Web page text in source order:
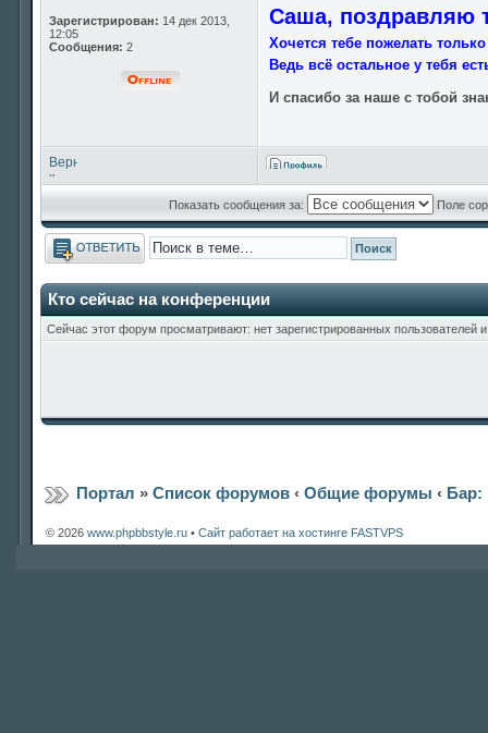
Зарегистрирован: 14 дек 2013,
12:05
Сообщения: 2
Саша, поздравляю
Хочется тебе пожелать
Ведь всё остальное у тебя
И спасибо за наше с тобой
Вернуться
к
началу
Показать сообщения за: Поле
Ответить
Кто сейчас на конференции
Сейчас этот форум просматривают: нет зарегистрированных пользователей и
Портал »Список форумов ‹Общие форумы ‹ Бар:
© 2026 www.phpbbstyle.ru • Сайт работает на хостинге FASTVPS